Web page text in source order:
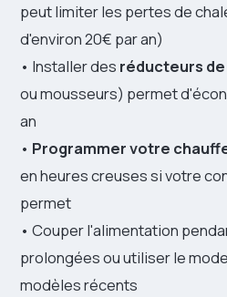
peut limiter les pertes de
d'environ 20€ par an)
• Installer des réducteurs
ou mousseurs) permet
an
• Programmer votre
en heures creuses si votre
permet
• Couper l'alimentation
prolongées ou utiliser le
modèles récents